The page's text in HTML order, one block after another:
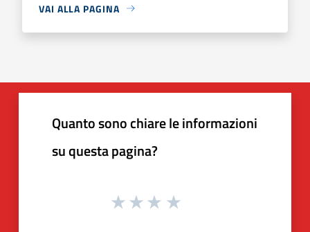
VAI ALLA PAGINA
Quanto sono chiare le informazioni
su questa pagina?